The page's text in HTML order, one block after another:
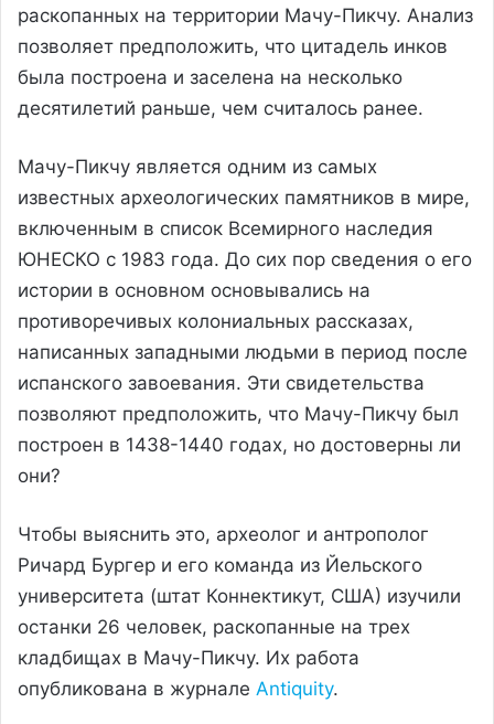
раскопанных на территории Мачу-Пикчу. Анализ
позволяет предположить, что цитадель инков
была построена и заселена на несколько
десятилетий раньше, чем считалось ранее.
Мачу-Пикчу является одним из самых
известных археологических памятников в мире,
включенным в список Всемирного наследия
ЮНЕСКО с 1983 года. До сих пор сведения о его
истории в основном основывались на
противоречивых колониальных рассказах,
написанных западными людьми в период после
испанского завоевания. Эти свидетельства
позволяют предположить, что Мачу-Пикчу был
построен в 1438-1440 годах, но достоверны ли
они?
Чтобы выяснить это, археолог и антрополог
Ричард Бургер и его команда из Йельского
университета (штат Коннектикут, США) изучили
останки 26 человек, раскопанные на трех
кладбищах в Мачу-Пикчу. Их работа
опубликована в журнале Antiquity.